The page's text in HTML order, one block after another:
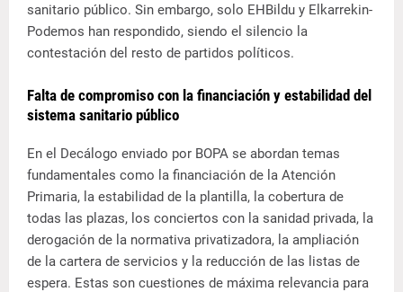
sanitario público. Sin embargo, solo EHBildu y Elkarrekin-
Podemos han respondido, siendo el silencio la
contestación del resto de partidos políticos.
Falta de compromiso con la financiación y estabilidad del
sistema sanitario público
En el Decálogo enviado por BOPA se abordan temas
fundamentales como la financiación de la Atención
Primaria, la estabilidad de la plantilla, la cobertura de
todas las plazas, los conciertos con la sanidad privada, la
derogación de la normativa privatizadora, la ampliación
de la cartera de servicios y la reducción de las listas de
espera. Estas son cuestiones de máxima relevancia para